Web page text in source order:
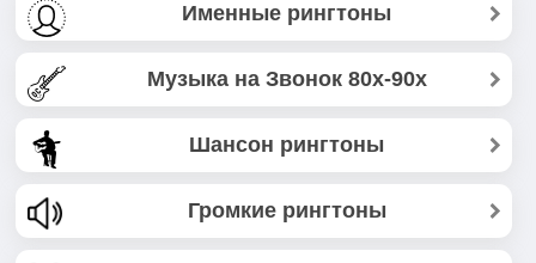
Именные рингтоны
Музыка на Звонок 80х-90х
Шансон рингтоны
Громкие рингтоны